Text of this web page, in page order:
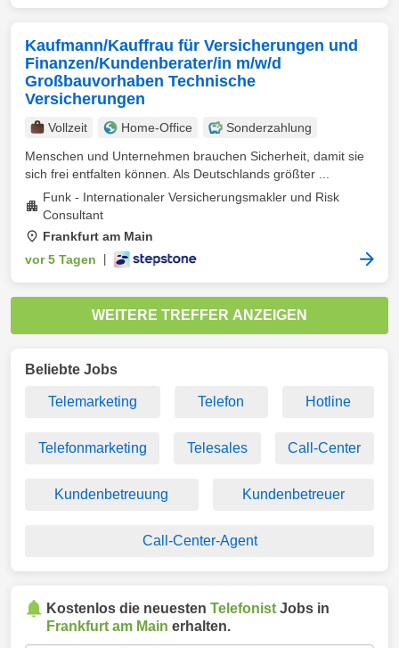
Kaufmann/Kauffrau für Versicherungen und
Finanzen/Kundenberater/in m/w/d
Großbauvorhaben Technische
Versicherungen
Vollzeit Home-Office
Sonderzahlung
Menschen und Unternehmen brauchen Sicherheit, damit sie
sich frei entfalten können. Als Deutschlands größter ...
Funk - Internationaler Versicherungsmakler und Risk
Consultant
Frankfurt am Main
vor 5 Tagen
WEITERE TREFFER ANZEIGEN
Beliebte Jobs
Telemarketing Telefon Hotline
Telefonmarketing Telesales Call-Center
Kundenbetreuung Kundenbetreuer
Call-Center-Agent
Kostenlos die neuesten Telefonist Jobs in
Frankfurt am Main erhalten.